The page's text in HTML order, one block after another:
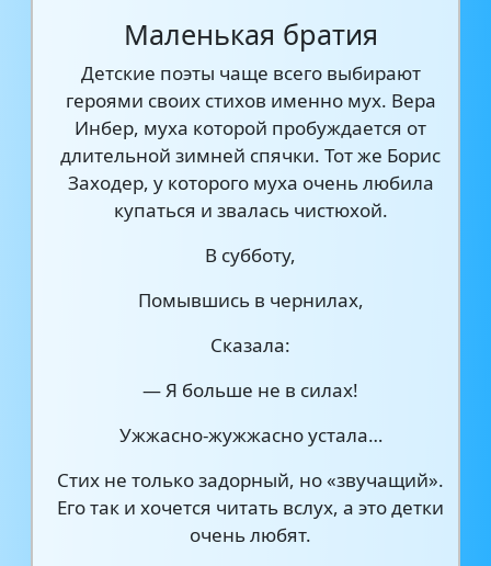
Маленькая братия
Детские поэты чаще всего выбирают
героями своих стихов именно мух. Вера
Инбер, муха которой пробуждается от
длительной зимней спячки. Тот же Борис
Заходер, у которого муха очень любила
купаться и звалась чистюхой.
В субботу,
Помывшись в чернилах,
Сказала:
— Я больше не в силах!
Ужжасно-жужжасно устала…
Стих не только задорный, но «звучащий».
Его так и хочется читать вслух, а это детки
очень любят.